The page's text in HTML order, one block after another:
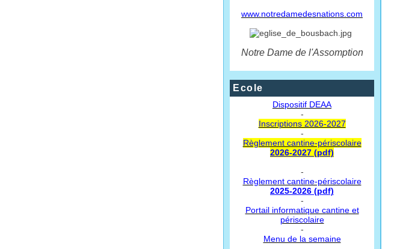
www.notredamedesnations.com
Notre Dame de l'Assomption
Ecole
Dispositif DEAA
-
Inscriptions 2026-2027
-
Règlement cantine-périscolaire
2026-2027 (pdf)
-
Règlement cantine-périscolaire
2025-2026 (pdf)
-
Portail informatique cantine et
périscolaire
-
Menu de la semaine